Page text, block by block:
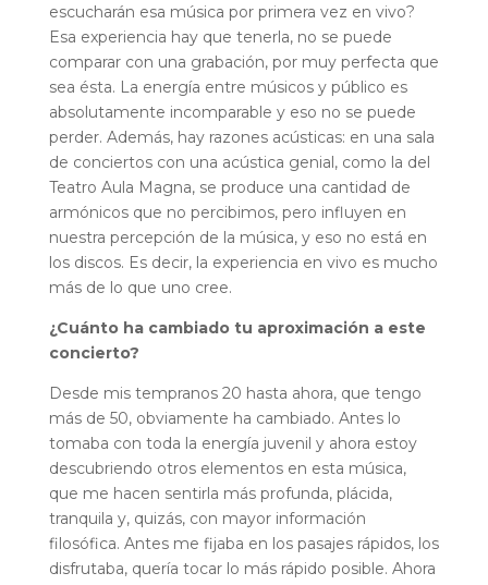
escucharán esa música por primera vez en vivo?
Esa experiencia hay que tenerla, no se puede
comparar con una grabación, por muy perfecta que
sea ésta. La energía entre músicos y público es
absolutamente incomparable y eso no se puede
perder. Además, hay razones acústicas: en una sala
de conciertos con una acústica genial, como la del
Teatro Aula Magna, se produce una cantidad de
armónicos que no percibimos, pero influyen en
nuestra percepción de la música, y eso no está en
los discos. Es decir, la experiencia en vivo es mucho
más de lo que uno cree.
¿Cuánto ha cambiado tu aproximación a este
concierto?
Desde mis tempranos 20 hasta ahora, que tengo
más de 50, obviamente ha cambiado. Antes lo
tomaba con toda la energía juvenil y ahora estoy
descubriendo otros elementos en esta música,
que me hacen sentirla más profunda, plácida,
tranquila y, quizás, con mayor información
filosófica. Antes me fijaba en los pasajes rápidos, los
disfrutaba, quería tocar lo más rápido posible. Ahora